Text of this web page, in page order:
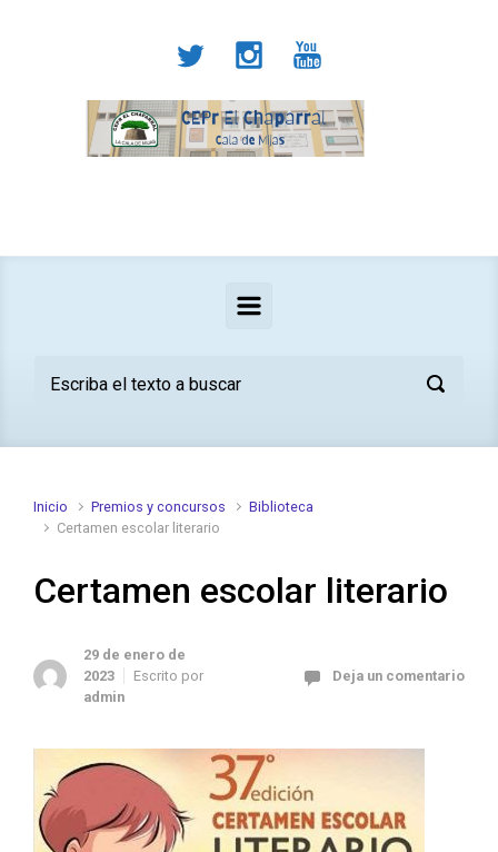
Inicio Premios y concursos
Biblioteca
Certamen escolar literario
Certamen escolar literario
29 de enero de
2023
Escrito por
admin
Deja un comentario